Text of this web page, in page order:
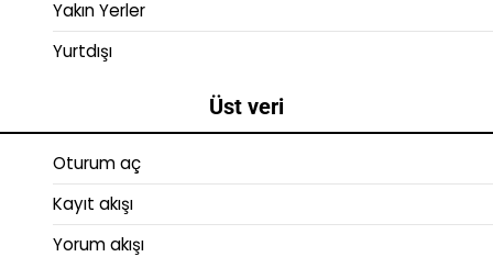
Yakın Yerler
Yurtdışı
Üst veri
Oturum aç
Kayıt akışı
Yorum akışı